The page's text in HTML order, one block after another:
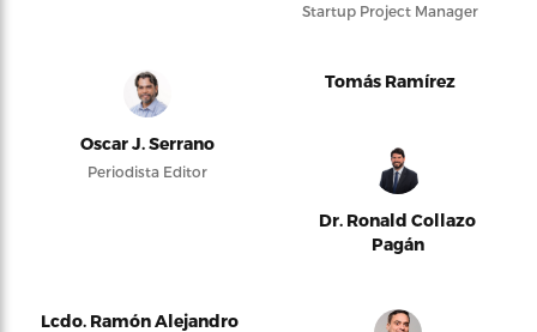
Startup Project Manager
Oscar J. Serrano
Periodista Editor
Tomás Ramírez
Dr. Ronald Collazo
Pagán
Lcdo. Ramón Alejandro